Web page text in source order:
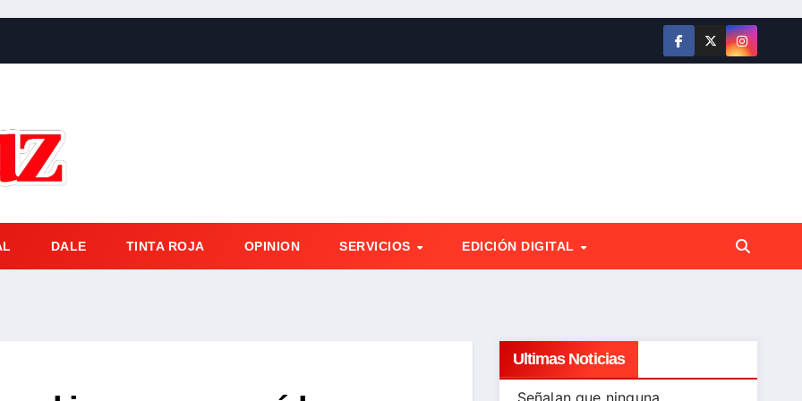
DALE TINTA ROJA OPINION SERVICIOS EDICIÓN DIGITAL
Ultimas Noticias